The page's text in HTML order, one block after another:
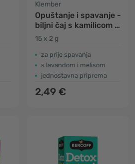
Klember
Opuštanje i spavanje -
biljni čaj s kamilicom i
valerijanom
15 x 2 g
za prije spavanja
s lavandom i melisom
jednostavna priprema
2,49 €